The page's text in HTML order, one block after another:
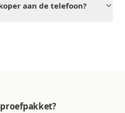
aan de telefoon?